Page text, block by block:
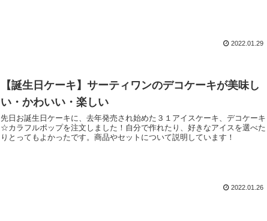
2022.01.29
【誕生日ケーキ】サーティワンのデコケーキが美味し
い・かわいい・楽しい
先日お誕生日ケーキに、去年発売され始めた３１アイスケーキ、デコケーキ
☆カラフルポップを注文しました！自分で作れたり、好きなアイスを選べた
りとってもよかったです。商品やセットについて説明しています！
2022.01.26